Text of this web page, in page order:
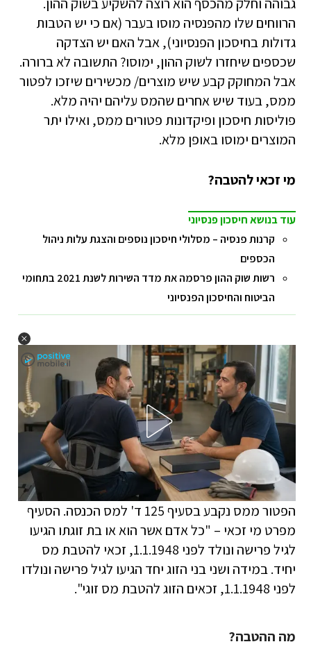
הרווחים שלו מהפנסיה מוסו בעבר (אם כי יש הטבות
גדולות בחיסכון הפנסיוני), אבל האם יש הצדקה
שכספים שיחזרו לשוק ההון, ימוסו? התשובה לא ברורה.
אבל המחוקק קבע שיש מוצרים/ מכשירים שיזכו לפטור
ממס, בעוד שיש אחרים שהמס עליהם יהיה מלא.
פוליסות חיסכון ופיקדונות פטורים ממס, ואילו יתר
המוצרים ימוסו באופן מלא.
מי זכאי להטבה?
עוד בנושא חיסכון פנסיוני
קרנות פנסיה – מסלולי חיסכון נוספים והצגת עלות ניהול
הכספים
רשות שוק ההון פרסמה את מדד השירות לשנת 2021 בתחומי
הביטוח והחיסכון הפנסיוני
הפטור ממס נקבע בסעיף 125 ד' למס הכנסה. הסעיף
מפרט מי זכאי – "כל אדם אשר הוא או בת זוגתו הגיעו
לגיל פרישה ונולד לפני 1.1.1948, זכאי להטבת מס
יחיד. במידה ושני בני הזוג יחד הגיעו לגיל פרישה ונולדו
לפני 1.1.1948, זכאים הזוג להטבת מס זוגי".
מה ההטבה?